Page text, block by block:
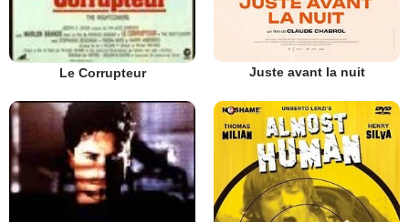
Le Corrupteur Juste avant la nuit